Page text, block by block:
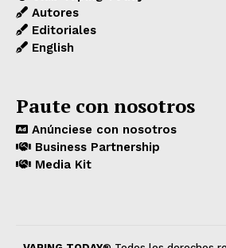
Autores
Editoriales
English
Paute con nosotros
Anúnciese con nosotros
Business Partnership
Media Kit